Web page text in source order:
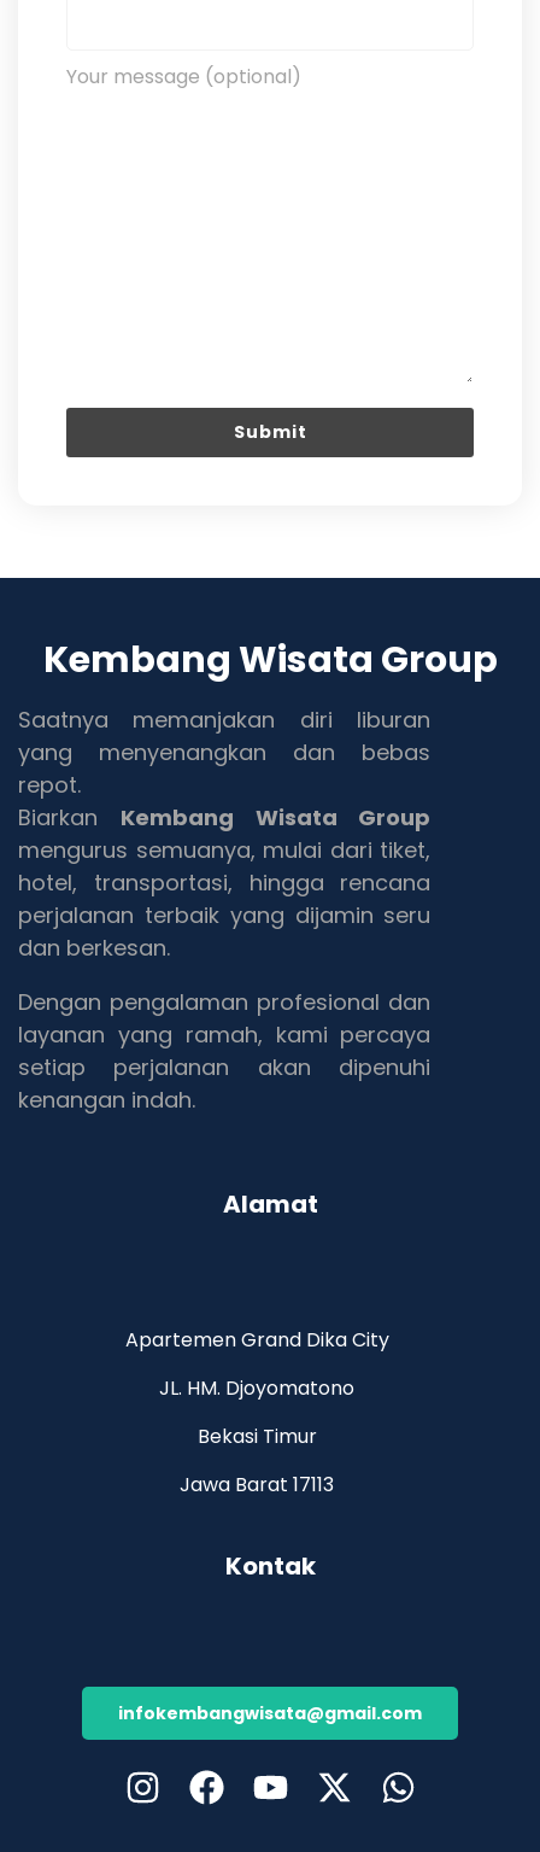
Your message (optional)
Kembang Wisata Group
Saatnya memanjakan diri liburan
yang menyenangkan dan bebas
repot.
Biarkan Kembang Wisata Group
mengurus semuanya, mulai dari tiket,
hotel, transportasi, hingga rencana
perjalanan terbaik yang dijamin seru
dan berkesan.
Dengan pengalaman profesional dan
layanan yang ramah, kami percaya
setiap perjalanan akan dipenuhi
kenangan indah.
Alamat
Apartemen Grand Dika City
JL. HM. Djoyomatono
Bekasi Timur
Jawa Barat 17113
Kontak
infokembangwisata@gmail.com